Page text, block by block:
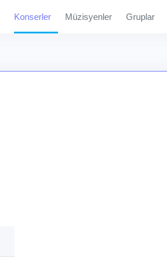
Konserler Müzisyenler Gruplar